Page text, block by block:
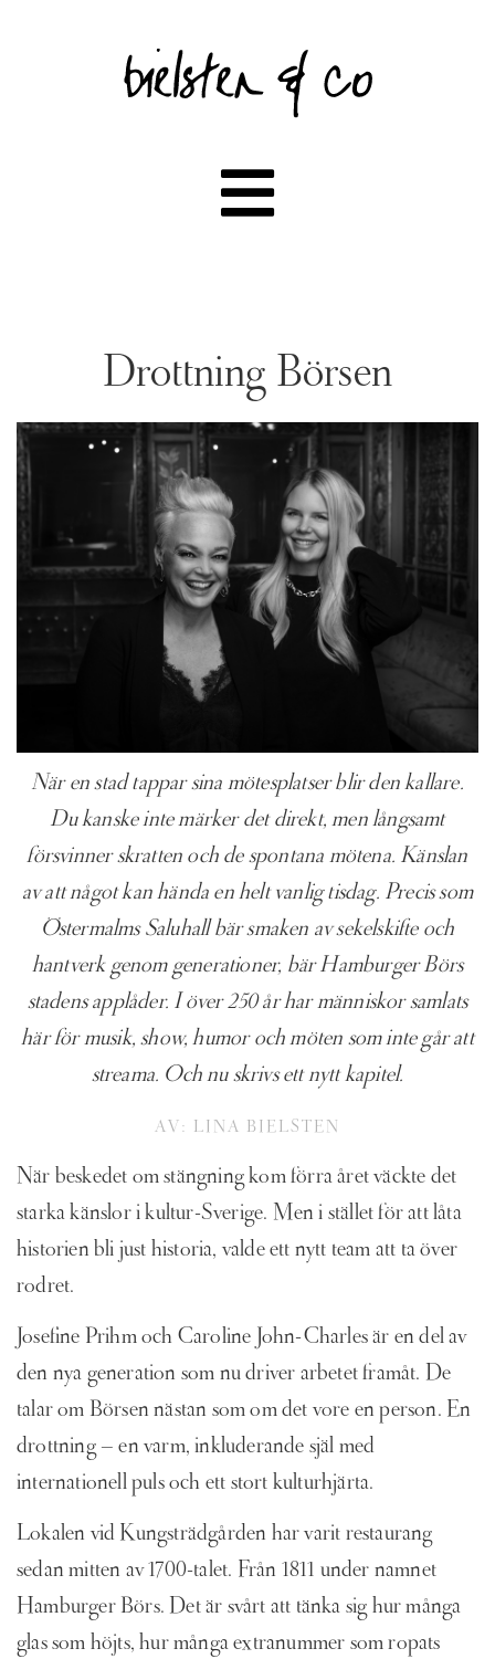
Drottning Börsen
När en stad tappar sina mötesplatser blir den kallare.
Du kanske inte märker det direkt, men långsamt
försvinner skratten och de spontana mötena. Känslan
av att något kan hända en helt vanlig tisdag. Precis som
Östermalms Saluhall bär smaken av sekelskifte och
hantverk genom generationer, bär Hamburger Börs
stadens applåder. I över 250 år har människor samlats
här för musik, show, humor och möten som inte går att
streama. Och nu skrivs ett nytt kapitel.
AV: LINA BIELSTEN
När beskedet om stängning kom förra året väckte det
starka känslor i kultur-Sverige. Men i stället för att låta
historien bli just historia, valde ett nytt team att ta över
rodret.
Josefine Prihm och Caroline John-Charles är en del av
den nya generation som nu driver arbetet framåt. De
talar om Börsen nästan som om det vore en person. En
drottning – en varm, inkluderande själ med
internationell puls och ett stort kulturhjärta.
Lokalen vid Kungsträdgården har varit restaurang
sedan mitten av 1700-talet. Från 1811 under namnet
Hamburger Börs. Det är svårt att tänka sig hur många
glas som höjts, hur många extranummer som ropats